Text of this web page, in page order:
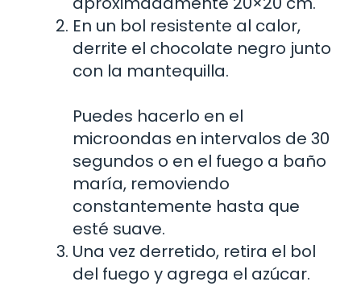
En un bol resistente al calor,
derrite el chocolate negro junto
con la mantequilla.
Puedes hacerlo en el
microondas en intervalos de 30
segundos o en el fuego a baño
maría, removiendo
constantemente hasta que
esté suave.
Una vez derretido, retira el bol
del fuego y agrega el azúcar.